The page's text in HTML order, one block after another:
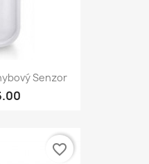
Senzor
favorite_border